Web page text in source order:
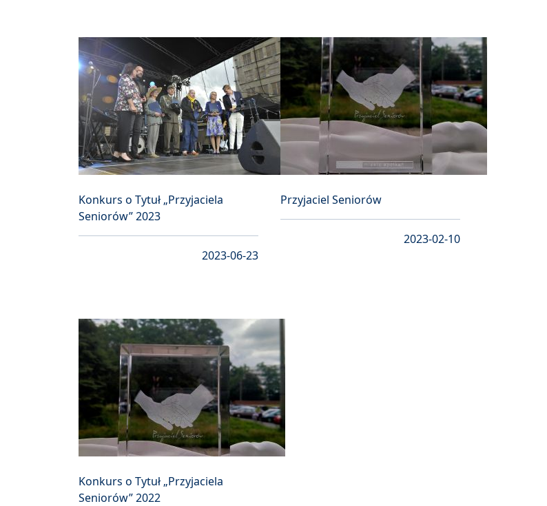
Konkurs o Tytuł „Przyjaciela
Seniorów” 2023
2023-06-23
Przyjaciel Seniorów
2023-02-10
Konkurs o Tytuł „Przyjaciela
Seniorów” 2022